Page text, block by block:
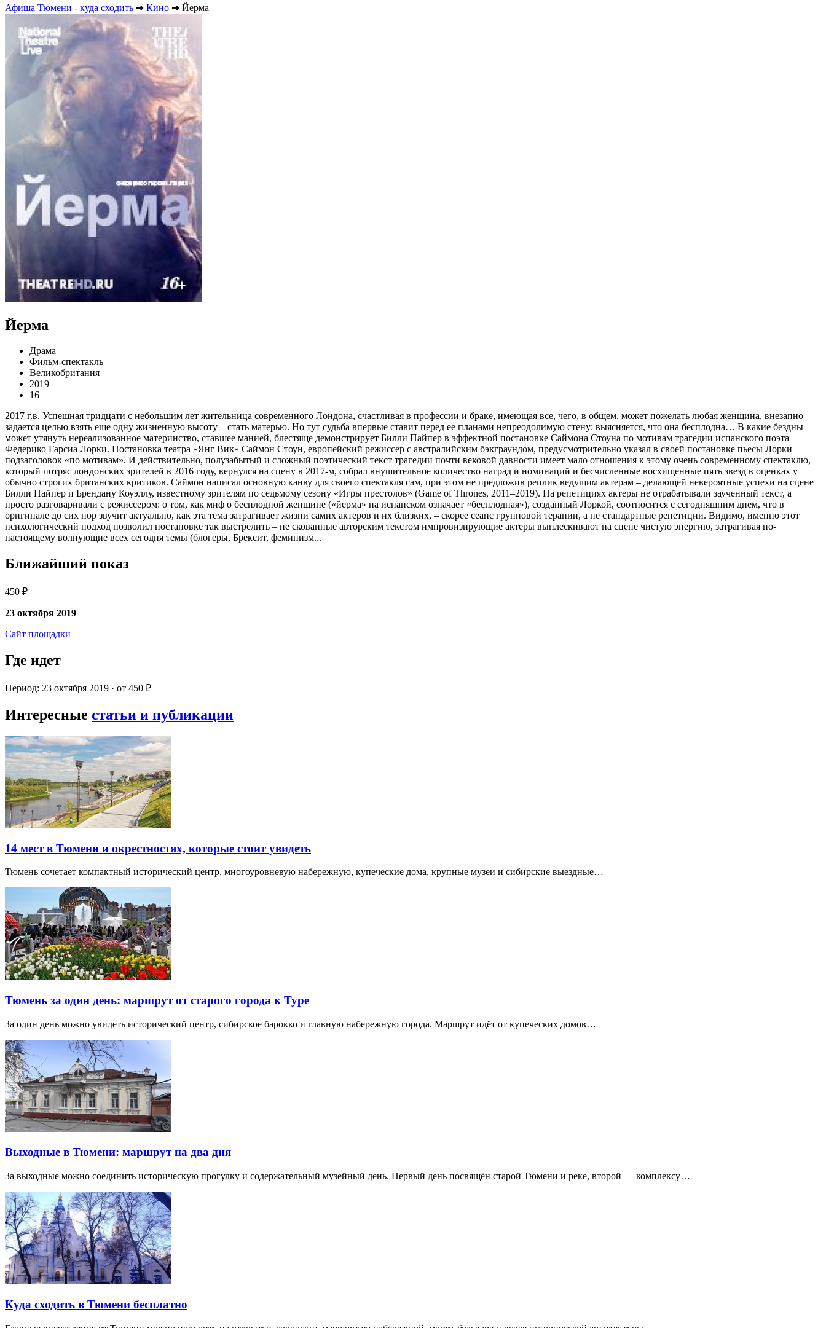
Афиша Тюмени - куда сходить ➔ Кино ➔ Йерма
Йерма
Драма
Фильм-спектакль
Великобритания
2019
16+
2017 г.в. Успешная тридцати c небольшим лет жительница современного Лондона, счастливая в профессии и браке, имеющая все, чего, в общем, может пожелать любая женщина, внезапно
задается целью взять еще одну жизненную высоту – стать матерью. Но тут судьба впервые ставит перед ее планами непреодолимую стену: выясняется, что она бесплодна… В какие бездны
может утянуть нереализованное материнство, ставшее манией, блестяще демонстрирует Билли Пайпер в эффектной постановке Саймона Стоуна по мотивам трагедии испанского поэта
Федерико Гарсиа Лорки. Постановка театра «Янг Вик» Саймон Стоун, европейский режиссер с австралийским бэкграундом, предусмотрительно указал в своей постановке пьесы Лорки
подзаголовок «по мотивам». И действительно, полузабытый и сложный поэтический текст трагедии почти вековой давности имеет мало отношения к этому очень современному спектаклю,
который потряс лондонских зрителей в 2016 году, вернулся на сцену в 2017-м, собрал внушительное количество наград и номинаций и бесчисленные восхищенные пять звезд в оценках у
обычно строгих британских критиков. Саймон написал основную канву для своего спектакля сам, при этом не предложив реплик ведущим актерам – делающей невероятные успехи на сцене
Билли Пайпер и Брендану Коуэллу, известному зрителям по седьмому сезону «Игры престолов» (Game of Thrones, 2011–2019). На репетициях актеры не отрабатывали заученный текст, а
просто разговаривали с режиссером: о том, как миф о бесплодной женщине («йерма» на испанском означает «бесплодная»), созданный Лоркой, соотносится с сегодняшним днем, что в
оригинале до сих пор звучит актуально, как эта тема затрагивает жизни самих актеров и их близких, – скорее сеанс групповой терапии, а не стандартные репетиции. Видимо, именно этот
психологический подход позволил постановке так выстрелить – не скованные авторским текстом импровизирующие актеры выплескивают на сцене чистую энергию, затрагивая по-
настоящему волнующие всех сегодня темы (блогеры, Брексит, феминизм...
Ближайший показ
450 ₽
23 октября 2019
Сайт площадки
Где идет
Период: 23 октября 2019 · от 450 ₽
Интересные статьи и публикации
14 мест в Тюмени и окрестностях, которые стоит увидеть
Тюмень сочетает компактный исторический центр, многоуровневую набережную, купеческие дома, крупные музеи и сибирские выездные…
Тюмень за один день: маршрут от старого города к Туре
За один день можно увидеть исторический центр, сибирское барокко и главную набережную города. Маршрут идёт от купеческих домов…
Выходные в Тюмени: маршрут на два дня
За выходные можно соединить историческую прогулку и содержательный музейный день. Первый день посвящён старой Тюмени и реке, второй — комплексу…
Куда сходить в Тюмени бесплатно